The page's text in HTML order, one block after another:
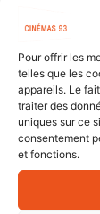
Pour offrir les
telles que les
appareils. Le
traiter des
uniques sur ce
consentement
et fonctions.